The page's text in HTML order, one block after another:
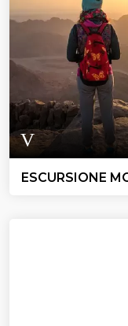
ESCURSIONE